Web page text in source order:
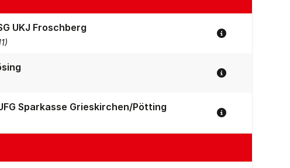
UKJ Froschberg
) Spiel Details
Spiel Details
Sparkasse Grieskirchen/Pötting
Spiel Details